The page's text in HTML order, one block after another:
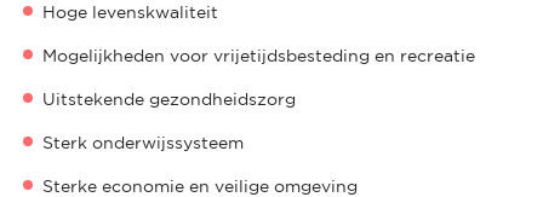
Hoge levenskwaliteit
Mogelijkheden voor vrijetijdsbesteding en recreatie
Uitstekende gezondheidszorg
Sterk onderwijssysteem
Sterke economie en veilige omgeving